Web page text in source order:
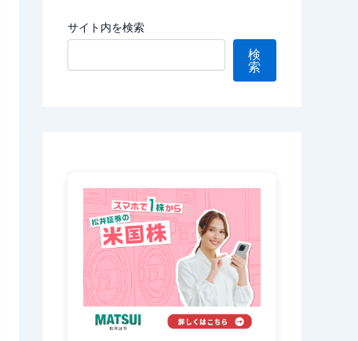
サイト内を検索
検
索